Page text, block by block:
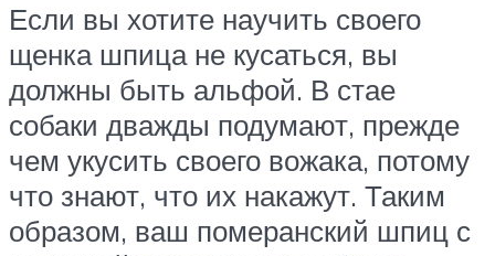
Если вы хотите научить своего
щенка шпица не кусаться, вы
должны быть альфой. В стае
собаки дважды подумают, прежде
чем укусить своего вожака, потому
что знают, что их накажут. Таким
образом, ваш померанский шпиц с